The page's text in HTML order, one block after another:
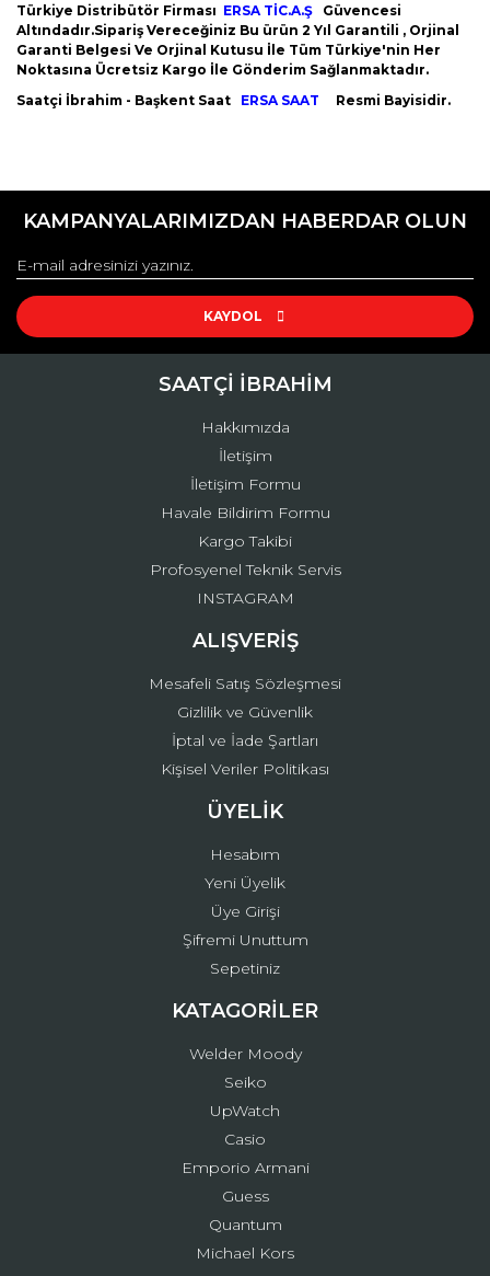
Türkiye Distribütör Firması ERSA TİC.A.Ş
Güvencesi
Altındadır.Sipariş Vereceğiniz Bu ürün 2 Yıl Garantili , Orjinal
Garanti Belgesi Ve Orjinal Kutusu İle Tüm Türkiye'nin Her
Noktasına Ücretsiz Kargo İle Gönderim Sağlanmaktadır.
Saatçi İbrahim - Başkent Saat ERSA SAAT Resmi Bayisidir.
konularda yetersiz gördüğünüz noktaları öneri formunu
Görüş ve önerileriniz için teşekkür ederiz.
Ürün resmi kalitesiz, bozuk veya görüntülenemiyor.
Ürün açıklamasında eksik bilgiler bulunuyor.
Ürün fiyatı diğer sitelerden daha pahalı.
Gönder
KAMPANYALARIMIZDAN HABERDAR OLUN
KAYDOL
SAATÇİ İBRAHİM
Hakkımızda
İletişim
İletişim Formu
Havale Bildirim Formu
Kargo Takibi
Profosyenel Teknik Servis
INSTAGRAM
ALIŞVERİŞ
Mesafeli Satış Sözleşmesi
Gizlilik ve Güvenlik
İptal ve İade Şartları
Kişisel Veriler Politikası
ÜYELİK
Hesabım
Yeni Üyelik
Üye Girişi
Şifremi Unuttum
Sepetiniz
KATAGORİLER
Welder Moody
Seiko
UpWatch
Casio
Emporio Armani
Guess
Quantum
Michael Kors